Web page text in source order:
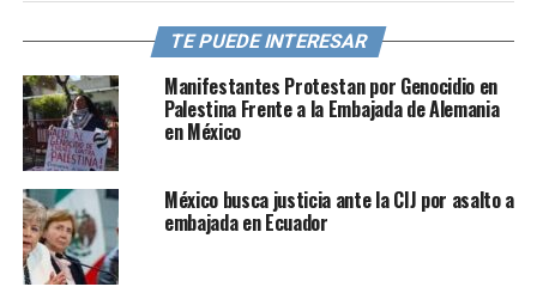
TE PUEDE INTERESAR
Manifestantes Protestan por Genocidio en
Palestina Frente a la Embajada de Alemania
en México
México busca justicia ante la CIJ por asalto a
embajada en Ecuador